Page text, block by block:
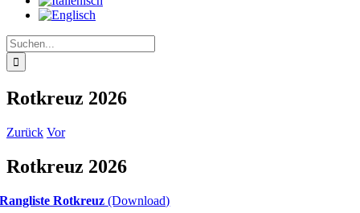
Suche
nach:
Rotkreuz 2026
Zurück Vor
Rotkreuz 2026
Rangliste Rotkreuz(Download)